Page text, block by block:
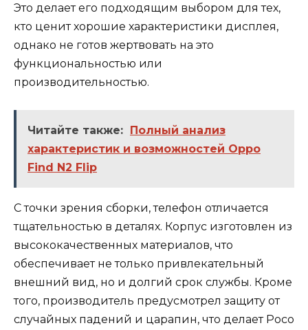
Это делает его подходящим выбором для тех,
кто ценит хорошие характеристики дисплея,
однако не готов жертвовать на это
функциональностью или
производительностью.
Читайте также: Полный анализ
характеристик и возможностей Oppo
Find N2 Flip
С точки зрения сборки, телефон отличается
тщательностью в деталях. Корпус изготовлен из
высококачественных материалов, что
обеспечивает не только привлекательный
внешний вид, но и долгий срок службы. Кроме
того, производитель предусмотрел защиту от
случайных падений и царапин, что делает Poco